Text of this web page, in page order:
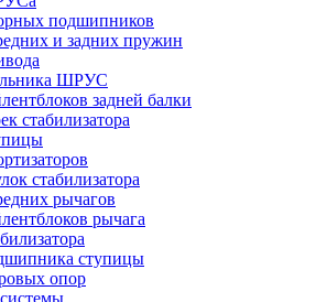
подшипников
и задних пружин
ШРУС
задней балки
стабилизатора
стабилизатора
рычагов
рычага
ступицы
опор